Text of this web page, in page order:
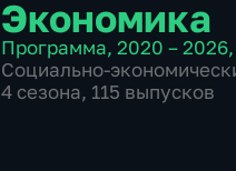
Экономика
Программа, 2020 – 2026,
Социально-
4 сезона, 115 выпусков